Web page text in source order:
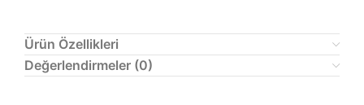
Ürün Özellikleri
Değerlendirmeler (0)